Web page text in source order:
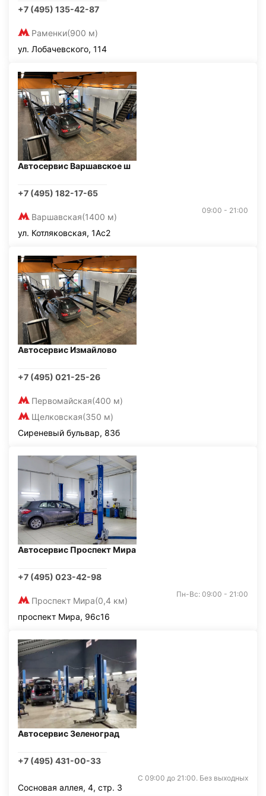
+7 (495) 135-42-87
Раменки(900 м)
ул. Лобачевского, 114
Автосервис Варшавское ш
+7 (495) 182-17-65
Варшавская(1400 м)
09:00 - 21:00
ул. Котляковская, 1Ас2
Автосервис Измайлово
+7 (495) 021-25-26
Первомайская(400 м)
Щелковская(350 м)
Сиреневый бульвар, 83б
Автосервис Проспект Мира
+7 (495) 023-42-98
Проспект Мира(0,4 км)
Пн-Вс: 09:00 - 21:00
проспект Мира, 96с16
Автосервис Зеленоград
+7 (495) 431-00-33
С 09:00 до 21:00. Без выходных
Сосновая аллея, 4, стр. 3